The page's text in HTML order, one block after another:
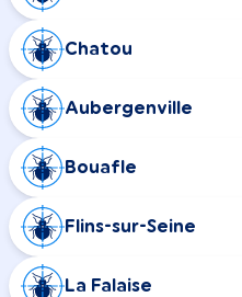
Chatou
Aubergenville
Bouafle
Flins-sur-Seine
La Falaise